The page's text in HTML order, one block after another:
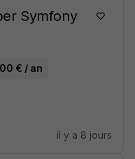
Symfony
€ / an
il y a 8 jours